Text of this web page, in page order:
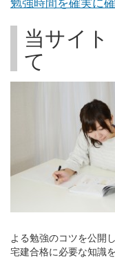
当サイ
て
よる勉強のコツを公開
宅建合格に必要な知識